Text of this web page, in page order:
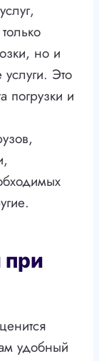
но и
Это
погрузки и
удобный